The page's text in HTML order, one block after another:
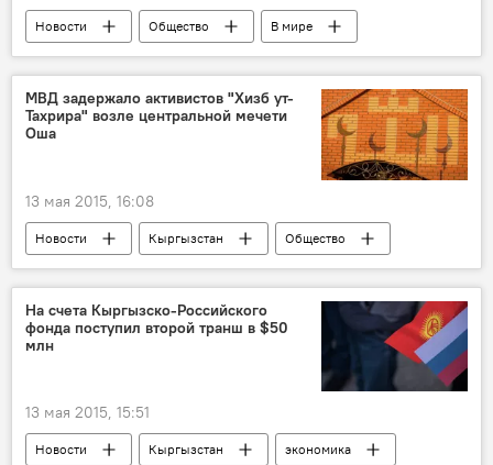
Новости Общество
В мире
Землетрясение в Непале
Зарина Осмоналиева
Министерство иностранных дел КР
МВД задержало активистов "Хизб ут-
Тахрира" возле центральной мечети
Оша
13 мая 2015, 16:08
Новости Кыргызстан
Общество
Ош
Министерство внутренних дел КР
Хизб ут-Тахрир
мечеть
На счета Кыргызско-Российского
фонда поступил второй транш в $50
млн
13 мая 2015, 15:51
Новости Кыргызстан
экономика